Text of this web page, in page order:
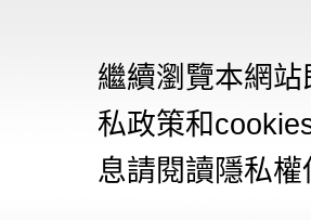
繼續瀏覽本網
私政策和
息請閱讀隱私權